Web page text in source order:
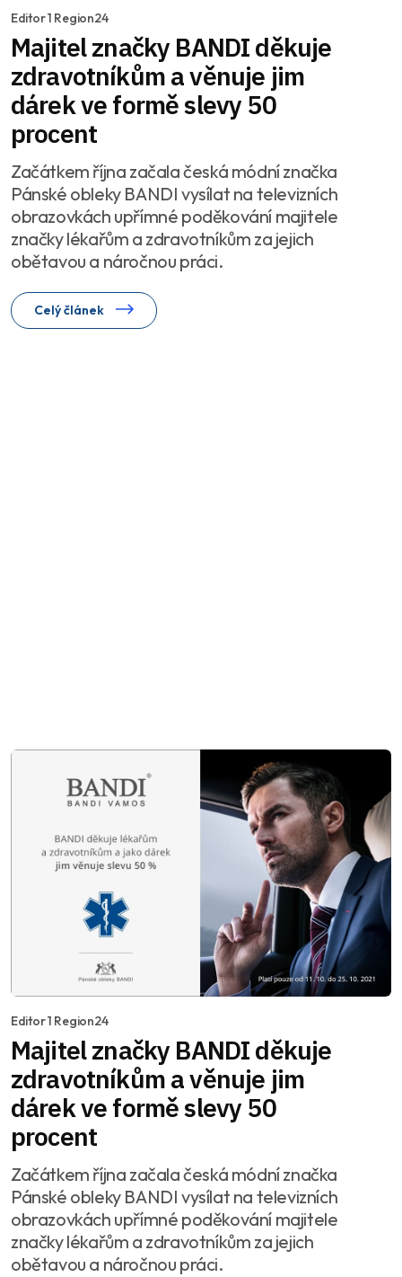
Editor 1 Region24
Majitel značky BANDI děkuje
zdravotníkům a věnuje jim
dárek ve formě slevy 50
procent
Začátkem října začala česká módní značka
Pánské obleky BANDI vysílat na televizních
obrazovkách upřímné poděkování majitele
značky lékařům a zdravotníkům za jejich
obětavou a náročnou práci.
Celý článek
Editor 1 Region24
Majitel značky BANDI děkuje
zdravotníkům a věnuje jim
dárek ve formě slevy 50
procent
Začátkem října začala česká módní značka
Pánské obleky BANDI vysílat na televizních
obrazovkách upřímné poděkování majitele
značky lékařům a zdravotníkům za jejich
obětavou a náročnou práci.